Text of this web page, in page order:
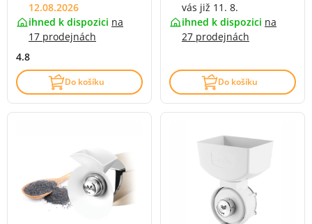
12.08.2026
ihned k dispozici na
17 prodejnách
4.8
Do košíku
vás již 11. 8.
ihned k dispozici na
27 prodejnách
Do košíku